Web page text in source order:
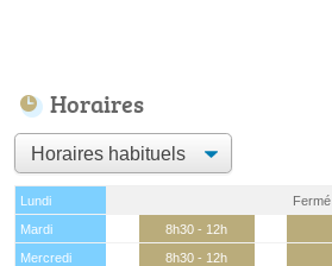
Horaires
Lundi
Fermé
Mardi
8h30 - 12h
Mercredi
8h30 - 12h